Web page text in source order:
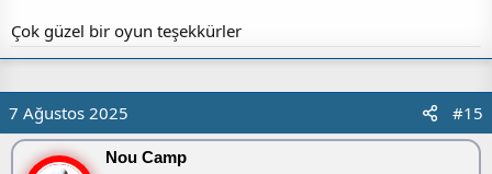
Çok güzel bir oyun teşekkürler
7 Ağustos 2025 #15
Nou Camp